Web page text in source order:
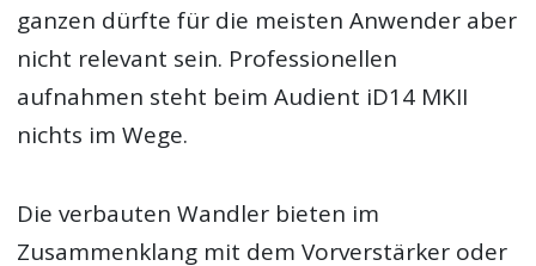
ganzen dürfte für die meisten Anwender aber
nicht relevant sein. Professionellen
aufnahmen steht beim Audient iD14 MKII
nichts im Wege.
Die verbauten Wandler bieten im
Zusammenklang mit dem Vorverstärker oder